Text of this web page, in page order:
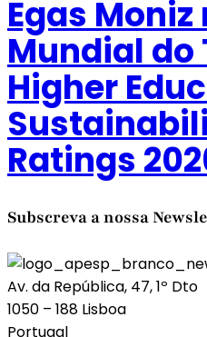
Egas Moniz
Mundial do
Higher
Ratings
Subscreva a nossa
Av. da República, 47, 1º Dto
1050 – 188 Lisboa
Portugal